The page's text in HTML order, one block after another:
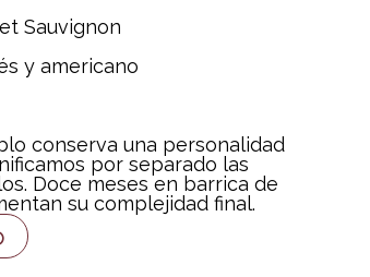
Sauvignon
y americano
conserva una personalidad
por separado las
Doce meses en barrica de
su complejidad final.